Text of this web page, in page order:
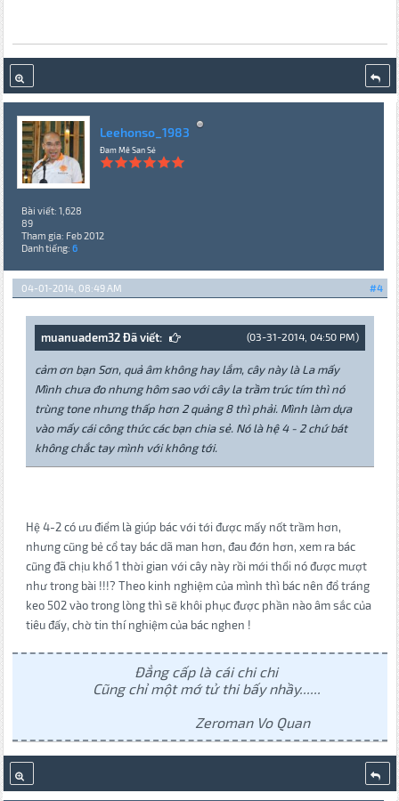
Leehonso_1983
Đam Mê San Sẻ
Bài viết: 1,628
89
Tham gia: Feb 2012
Danh tiếng: 6
#4
04-01-2014, 08:49 AM
(03-31-2014, 04:50 PM)
muanuadem32 Đã viết:
cảm ơn bạn Sơn, quả âm không hay lắm, cây này là La mấy
Mình chưa đo nhưng hôm sao với cây la trầm trúc tím thì nó
trùng tone nhưng thấp hơn 2 quảng 8 thì phải. Mình làm dựa
vào mấy cái công thức các bạn chia sẻ. Nó là hệ 4 - 2 chứ bát
không chắc tay mình với không tới.
Hệ 4-2 có ưu điểm là giúp bác với tới được mấy nốt trầm hơn,
nhưng cũng bẻ cổ tay bác dã man hơn, đau đớn hơn, xem ra bác
cũng đã chịu khổ 1 thời gian với cây này rồi mới thổi nó được mượt
như trong bài !!!? Theo kinh nghiệm của mình thì bác nên đổ tráng
keo 502 vào trong lòng thì sẽ khôi phục được phần nào âm sắc của
tiêu đấy, chờ tin thí nghiệm của bác nghen !
Đẳng cấp là cái chi chi
Cũng chỉ một mớ tử thi bấy nhầy......
Zeroman Vo Quan